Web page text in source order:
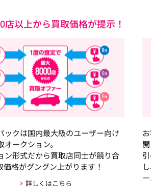
店以上から買取価格が提示！
ックは国内最大級のユーザー向け
オークション。
ン形式だから買取店同士が競り合
価格がグングン上がります！
詳しくはこちら